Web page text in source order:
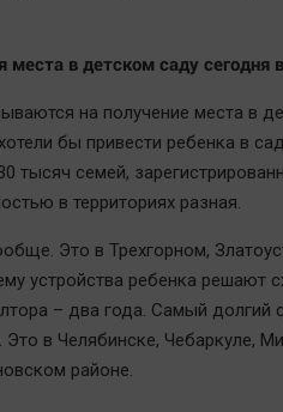
в детском саду сегодня
на получение места в
бы привести ребенка в
тысяч семей,
в территориях разная.
Это в Трехгорном,
устройства ребенка решают
– два года. Самый долгий
в Челябинске, Чебаркуле,
районе.